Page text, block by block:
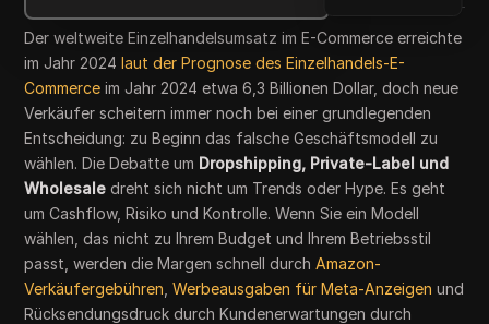
Der weltweite Einzelhandelsumsatz im E-Commerce erreichte
im Jahr 2024laut der Prognose des Einzelhandels-E-
Commerce im Jahr 2024 etwa 6,3 Billionen Dollar, doch neue
Verkäufer scheitern immer noch bei einer grundlegenden
Entscheidung: zu Beginn das falsche Geschäftsmodell zu
wählen. Die Debatte um Dropshipping, Private-Label und
Wholesale dreht sich nicht um Trends oder Hype. Es geht
um Cashflow, Risiko und Kontrolle. Wenn Sie ein Modell
wählen, das nicht zu Ihrem Budget und Ihrem Betriebsstil
passt, werden die Margen schnell durchAmazon-
Verkäufergebühren ,Werbeausgaben für Meta-Anzeigen und
Rücksendungsdruck durch Kundenerwartungen durch